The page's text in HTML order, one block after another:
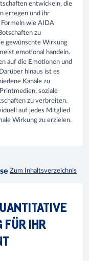
entwickeln, die
erregen und ihr
Formeln wie AIDA
zu
gewünschte Wirkung
emotional handeln.
auf die Emotionen und
hinaus ist es
Kanäle zu
soziale
zu verbreiten.
auf jedes Mitglied
Wirkung zu erzielen.
Zum Inhaltsverzeichnis
FÜR IHR